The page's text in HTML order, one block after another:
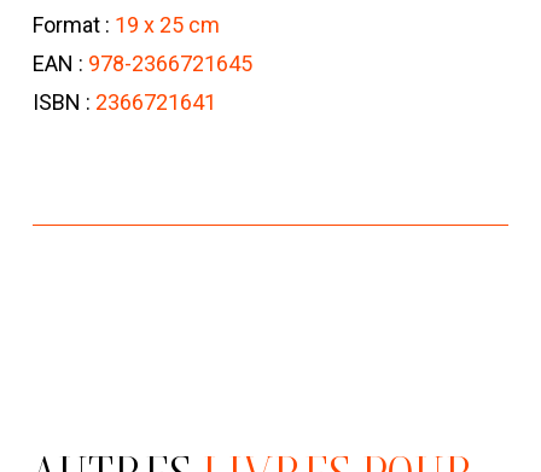
Format : 19 x 25 cm
EAN : 978-2366721645
ISBN : 2366721641